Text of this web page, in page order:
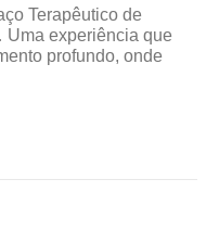
Terapêutico de
experiência que
profundo, onde